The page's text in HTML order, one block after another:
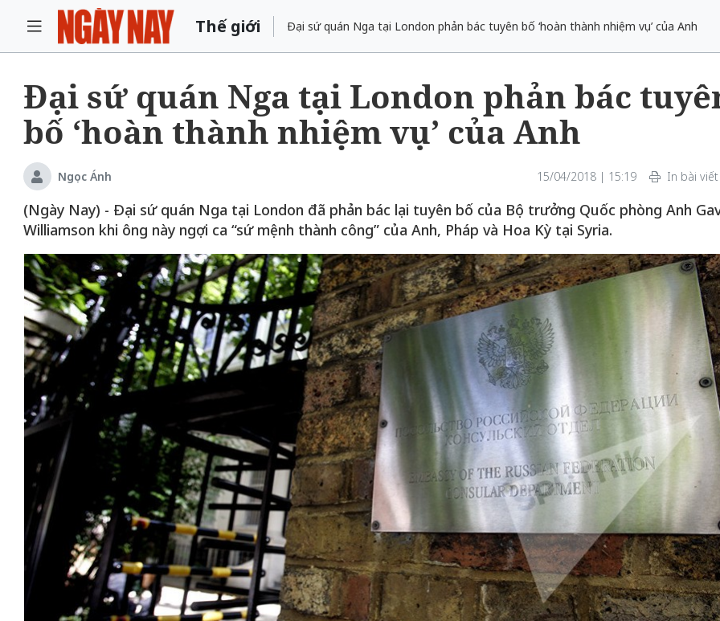
Thế giới Đại sứ quán Nga tại London phản bác tuyên bố ‘hoàn thành nhiệm vụ’ của Anh
Đại sứ quán Nga tại London phản bác
bố ‘hoàn thành nhiệm vụ’ của Anh
Ngọc Ánh 15/04/2018 | 15:19 In bài viết
(Ngày Nay) - Đại sứ quán Nga tại London đã phản bác lại tuyên bố của Bộ trưởng Quốc phòng Anh
Williamson khi ông này ngợi ca “sứ mệnh thành công” của Anh, Pháp và Hoa Kỳ tại Syria.
của những chiếc
trên không gian
Khách đến chơi nhà
Lê Hiền
Bắc Biên - Giữ một ngôi
làng ven sông Hồng
Nội
TS. Trần Kim Hào